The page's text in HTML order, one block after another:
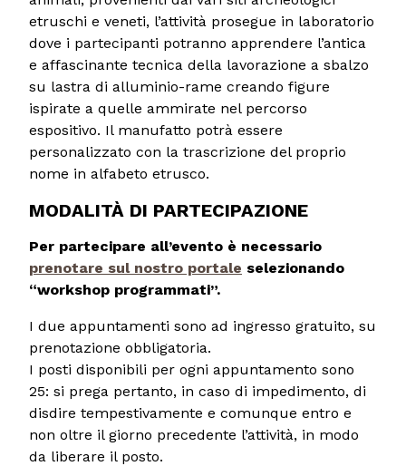
etruschi e veneti, l’attività prosegue in laboratorio
dove i partecipanti potranno apprendere l’antica
e affascinante tecnica della lavorazione a sbalzo
su lastra di alluminio-rame creando figure
ispirate a quelle ammirate nel percorso
espositivo. Il manufatto potrà essere
personalizzato con la trascrizione del proprio
nome in alfabeto etrusco.
MODALITÀ DI PARTECIPAZIONE
Per partecipare all’evento è necessario
prenotare sul nostro portale selezionando
“workshop programmati”.
I due appuntamenti sono ad ingresso gratuito, su
prenotazione obbligatoria.
I posti disponibili per ogni appuntamento sono
25: si prega pertanto, in caso di impedimento, di
disdire tempestivamente e comunque entro e
non oltre il giorno precedente l’attività, in modo
da liberare il posto.